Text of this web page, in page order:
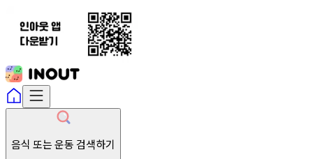
음식 또는 운동 검색하기